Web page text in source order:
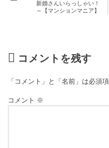
新婚さんいらっしゃい！
～【マンションマニア】
コメントを残す
「コメント」と「名前」は必須
コメント ※